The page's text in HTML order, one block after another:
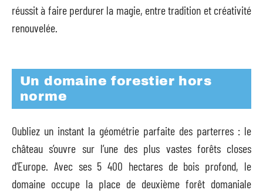
réussit à faire perdurer la magie, entre tradition et créativité
renouvelée.
Un domaine forestier hors
norme
Oubliez un instant la géométrie parfaite des parterres : le
château s’ouvre sur l’une des plus vastes forêts closes
d’Europe. Avec ses 5 400 hectares de bois profond, le
domaine occupe la place de deuxième forêt domaniale